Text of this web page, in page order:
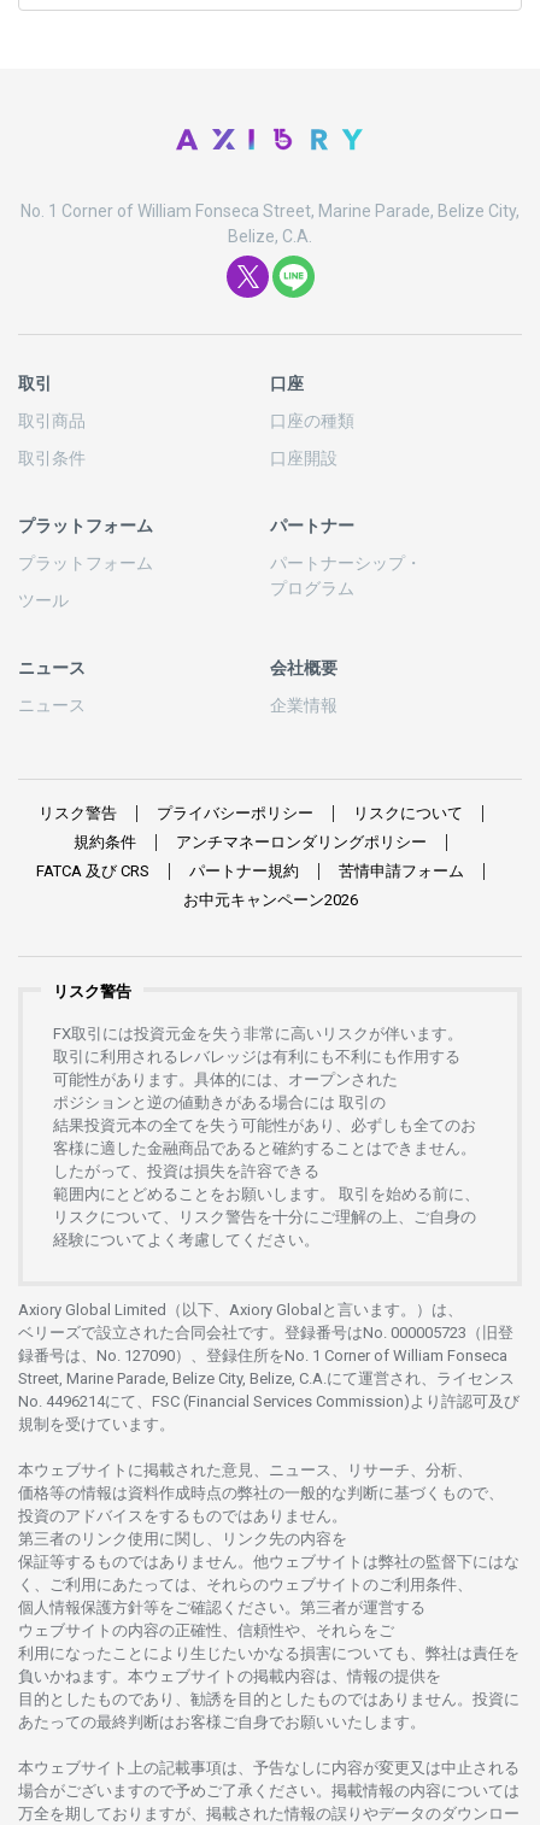
No. 1 Corner of William Fonseca Street, Marine Parade, Belize City,
Belize, C.A.
取引
取引商品
取引条件
口座
口座の種類
口座開設
プラットフォーム
プラットフォーム
ツール
パートナー
パートナーシップ・
プログラム
ニュース
ニュース
会社概要
企業情報
リスク警告 プライバシーポリシー
リスクについて
規約条件
アンチマネーロンダリングポリシー
FATCA 及び CRS パートナー規約 苦情申請フォーム
お中元キャンペーン2026
リスク警告
FX取引には投資元金を失う 非常に高い リスクが伴います。
取引に利用さ れる レバレッジは有利にも不利にも作用する
可能性があります。 具体的には、 オープンさ れた
ポジションと 逆の値動きがある場合には 取引の
結果投資元本の全てを失う 可能性があり、 必ずしも全てのお
客様に適した金融商品であると 確約することはできません。
したがって、 投資は損失を許容できる
範囲内にとどめることをお願いします 。 取引を始める前に、
リスクについて、
リスク警告を十分に ご理解の 上、 ご自身の
経験について よく 考慮してください。
Axiory Global Limited（以下、Axiory Globalと言います。）は、
ベリーズで設立さ れた合同会社です。 登録番号はNo. 000005723（旧登
録番号は、No. 127090）、 登録住所をNo. 1 Corner of William Fonseca
Street, Marine Parade, Belize City, Belize, C.A.にて運営さ れ、 ライセンス
No. 4496214にて、FSC (Financial Services Commission)より 許認可及び
規制を受けています。
本ウェブサイトに掲載さ れた意見、ニュース、リサーチ、分析、
価格等の情報は資料作成時点の弊社の一般的な判断に基づくもので、
投資のアドバイスをするものではありません。
第三者の リンク使用に関し、 リンク先の内容を
保証等するものではありません。 他ウェブサイトは弊社の監督下にはな
く、
ご利用に あたっては、 それらのウェブサイトの ご利用条件、
個人情報保護方針等を ご確認ください。 第三者が運営する
ウェブサイトの内容の正確性、信頼性や、それらをご
利用になったことにより 生じたいかなる損害についても、 弊社は責任を
負いかね ます。 本ウェブサイトの掲載内容は、 情報の提供を
目的としたものであり、 勧誘を 目的としたものではありません。 投資に
あたっての最終判断はお客様ご自身でお願いいたします。
本ウェブサイト 上の記載事項は、 予告なしに 内容が変更又は中止さ れる
場合がございますので予めご了承ください。 掲載情報の内容については
万全を期しておりますが、 掲載さ れた情報の誤りやデータのダウンロー